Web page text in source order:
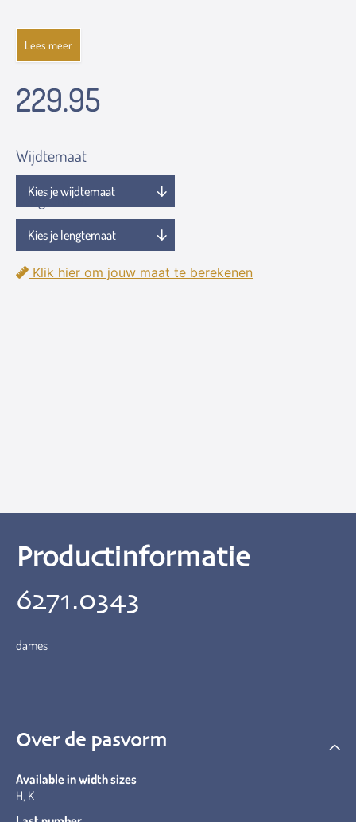
Lees meer
229.95
Wijdtemaat
Lengtemaat
Klik hier om jouw maat te berekenen
Productinformatie
6271.0343
dames
Over de pasvorm
Available in width sizes
H, K